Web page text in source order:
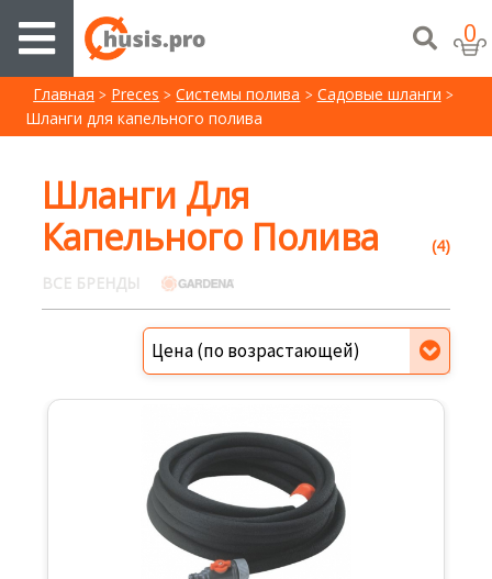
0
Главная Preces Системы полива
Садовые шланги
Шланги для капельного полива
Шланги Для
Капельного Полива
(4)
ВСЕ БРЕНДЫ